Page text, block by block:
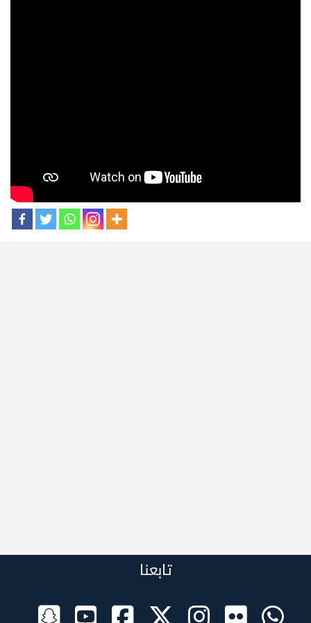
تابعنا